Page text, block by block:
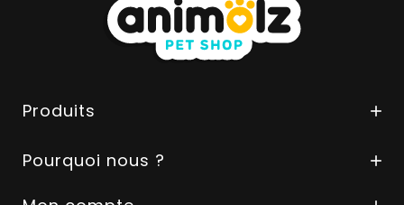
Produits 
Pourquoi nous ? 